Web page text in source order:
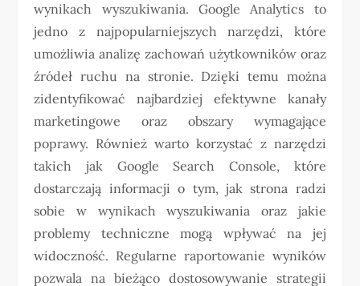
wynikach wyszukiwania. Google Analytics to
jedno z najpopularniejszych narzędzi, które
umożliwia analizę zachowań użytkowników oraz
źródeł ruchu na stronie. Dzięki temu można
zidentyfikować najbardziej efektywne kanały
marketingowe oraz obszary wymagające
poprawy. Również warto korzystać z narzędzi
takich jak Google Search Console, które
dostarczają informacji o tym, jak strona radzi
sobie w wynikach wyszukiwania oraz jakie
problemy techniczne mogą wpływać na jej
widoczność. Regularne raportowanie wyników
pozwala na bieżąco dostosowywanie strategii